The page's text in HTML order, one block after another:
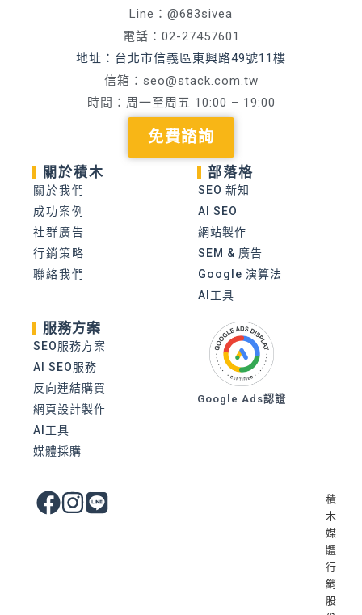
Line：@683sivea
電話：02-27457601
地址：台北市信義區東興路49號11樓
信箱： seo@stack.com.tw
時間：周一至周五 10:00 – 19:00
免費諮詢
關於積木
關於我們
成功案例
社群廣告
行銷策略
聯絡我們
部落格
SEO 新知
AI SEO
網站製作
SEM & 廣告
Google 演算法
AI工具
服務方案
SEO服務方案
AI SEO服務
反向連結購買
網頁設計製作
AI工具
媒體採購
Google Ads認證
積
木
媒
體
行
銷
股